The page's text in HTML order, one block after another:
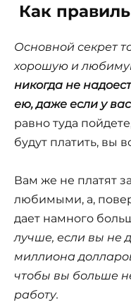
Как
Основной секрет
хорошую и
никогда не
ею, даже если у
равно туда
будут платить, вы
Вам же не платят
любимыми, а,
дает намного
лучше, если вы не
миллиона
чтобы вы больше
работу.